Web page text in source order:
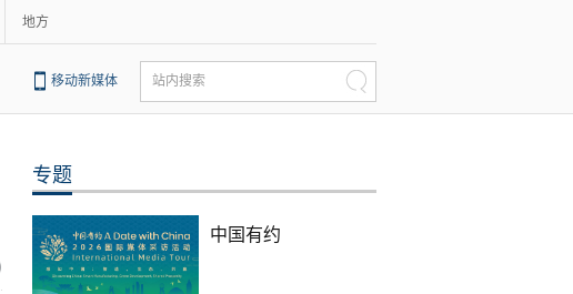
地方
移动新媒体 站内搜索
专题
中国有约